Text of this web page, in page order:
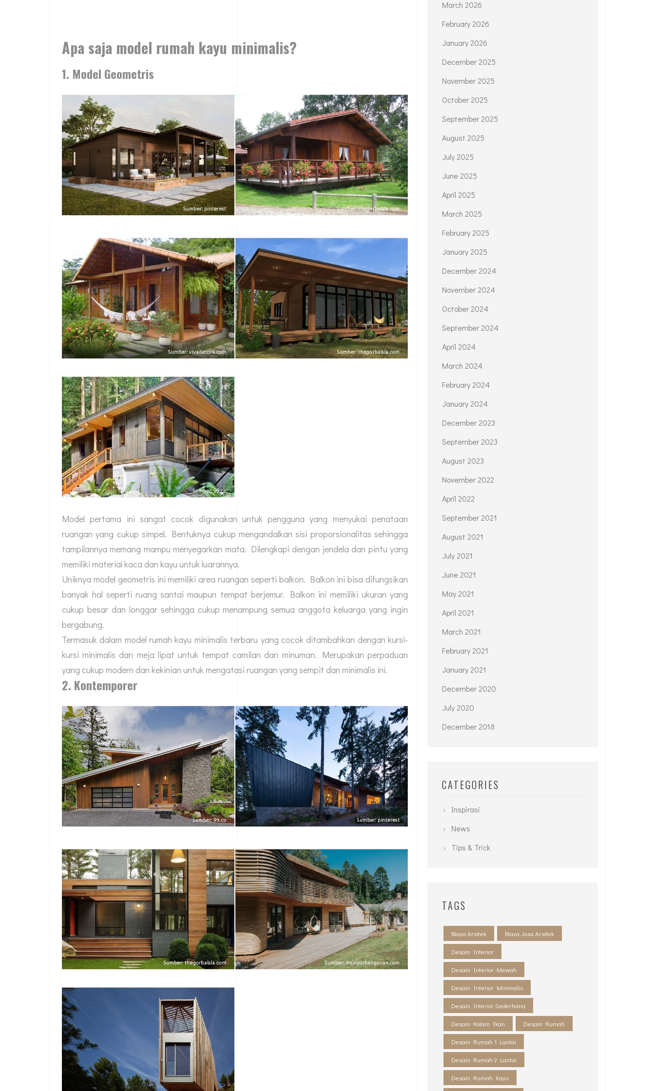
Apa saja model rumah kayu minimalis?
1. Model Geometris
Model pertama ini sangat cocok digunakan untuk pengguna yang menyukai penataan
ruangan yang cukup simpel. Bentuknya cukup mengandalkan sisi proporsionalitas sehingga
tampilannya memang mampu menyegarkan mata. Dilengkapi dengan jendela dan pintu yang
memiliki material kaca dan kayu untuk luarannya.
Uniknya model geometris ini memiliki area ruangan seperti balkon. Balkon ini bisa difungsikan
banyak hal seperti ruang santai maupun tempat berjemur. Balkon ini memiliki ukuran yang
cukup besar dan longgar sehingga cukup menampung semua anggota keluarga yang ingin
bergabung.
Termasuk dalam model rumah kayu minimalis terbaru yang cocok ditambahkan dengan kursi-
kursi minimalis dan meja lipat untuk tempat camilan dan minuman. Merupakan perpaduan
yang cukup modern dan kekinian untuk mengatasi ruangan yang sempit dan minimalis ini.
2. Kontemporer
March 2026
February 2026
January 2026
December 2025
November 2025
October 2025
September 2025
August 2025
July 2025
June 2025
April 2025
March 2025
February 2025
January 2025
December 2024
November 2024
October 2024
September 2024
April 2024
March 2024
February 2024
January 2024
December 2023
September 2023
August 2023
November 2022
April 2022
September 2021
August 2021
July 2021
June 2021
May 2021
April 2021
March 2021
February 2021
January 2021
December 2020
July 2020
December 2018
CATEGORIES
Inspirasi
News
Tips & Trick
TAGS
Biaya Arsitek Biaya Jasa Arsitek
Desain Interior
Desain Interior Mewah
Desain Interior Minimalis
Desain Interior Sederhana
Desain Kolam Ikan Desain Rumah
Desain Rumah 1 Lantai
Desain Rumah 2 Lantai
Desain Rumah Kayu